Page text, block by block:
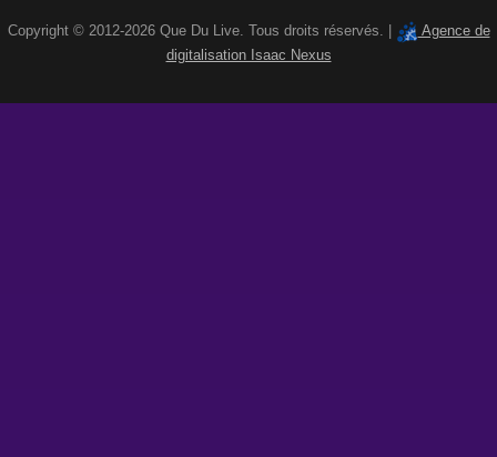
Copyright © 2012-2026 Que Du Live. Tous droits réservés. |
Agence de
digitalisation Isaac Nexus